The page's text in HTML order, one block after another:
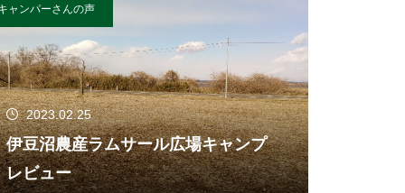
ャンパーさんの声
2023.02.25
伊豆沼農産ラムサール広場キャンプ
レビュー